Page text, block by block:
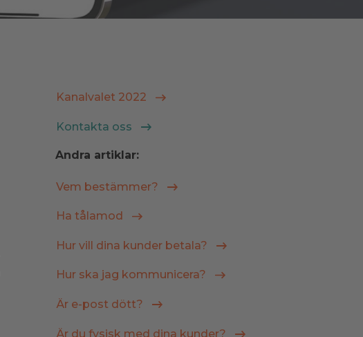
Kanalvalet 2022
Kontakta oss
Andra artiklar:
Vem bestämmer?
Ha tålamod
Hur vill dina kunder betala?
Hur ska jag kommunicera?
Är e-post dött?
Är du fysisk med dina kunder?